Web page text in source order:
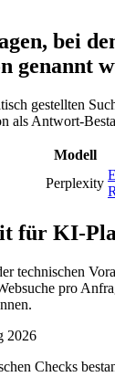
bei
genannt
gestellten
als Antwort-
Modell
Perplexity
für KI-
technischen
pro
2026
Checks